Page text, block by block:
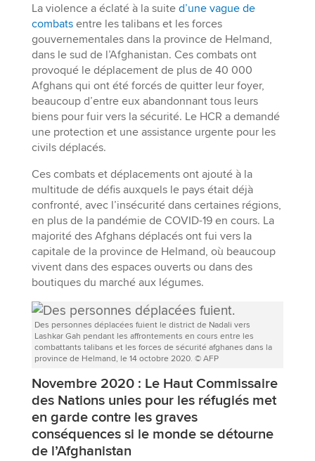
La violence a éclaté à la suite d’une vague de
combatsentre les talibans et les forces
gouvernementales dans la province de Helmand,
dans le sud de l’Afghanistan. Ces combats ont
provoqué le déplacement de plus de 40 000
Afghans qui ont été forcés de quitter leur foyer,
beaucoup d’entre eux abandonnant tous leurs
biens pour fuir vers la sécurité. Le HCR a demandé
une protection et une assistance urgente pour les
civils déplacés.
Ces combats et déplacements ont ajouté à la
multitude de défis auxquels le pays était déjà
confronté, avec l’insécurité dans certaines régions,
en plus de la pandémie de COVID-19 en cours. La
majorité des Afghans déplacés ont fui vers la
capitale de la province de Helmand, où beaucoup
vivent dans des espaces ouverts ou dans des
boutiques du marché aux légumes.
Des personnes déplacées fuient le district de Nadali vers
Lashkar Gah pendant les affrontements en cours entre les
combattants talibans et les forces de sécurité afghanes dans la
province de Helmand, le 14 octobre 2020. © AFP
Novembre 2020 : Le Haut Commissaire
des Nations unies pour les réfugiés met
en garde contre les graves
conséquences si le monde se détourne
de l’Afghanistan